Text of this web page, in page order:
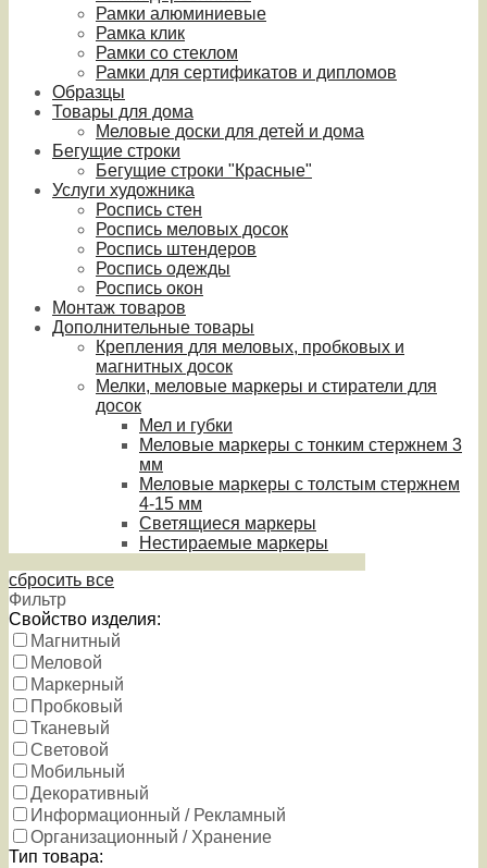
Рамки алюминиевые
Рамка клик
Рамки со стеклом
Рамки для сертификатов и дипломов
Образцы
Товары для дома
Меловые доски для детей и дома
Бегущие строки
Бегущие строки "Красные"
Услуги художника
Роспись стен
Роспись меловых досок
Роспись штендеров
Роспись одежды
Роспись окон
Монтаж товаров
Дополнительные товары
Крепления для меловых, пробковых и
магнитных досок
Мелки, меловые маркеры и стиратели для
досок
Мел и губки
Меловые маркеры с тонким стержнем 3
мм
Меловые маркеры с толстым стержнем
4-15 мм
Светящиеся маркеры
Нестираемые маркеры
сбросить все
Фильтр
Свойство изделия:
Магнитный
Меловой
Маркерный
Пробковый
Тканевый
Световой
Мобильный
Декоративный
Информационный / Рекламный
Организационный / Хранение
Тип товара: